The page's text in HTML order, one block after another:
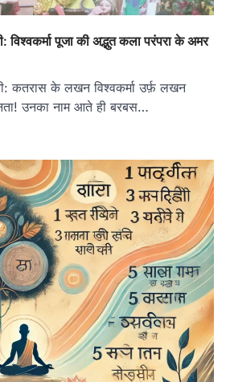
पूजा की अद्भुत कला परंपरा के अमर
कतरास के लखन विश्वकर्मा उर्फ़ लखन
उनका नाम आते ही बरबस…